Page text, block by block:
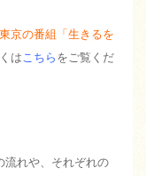
京の番組「生きるを
はこちら をご覧くだ
流れや、それぞれの